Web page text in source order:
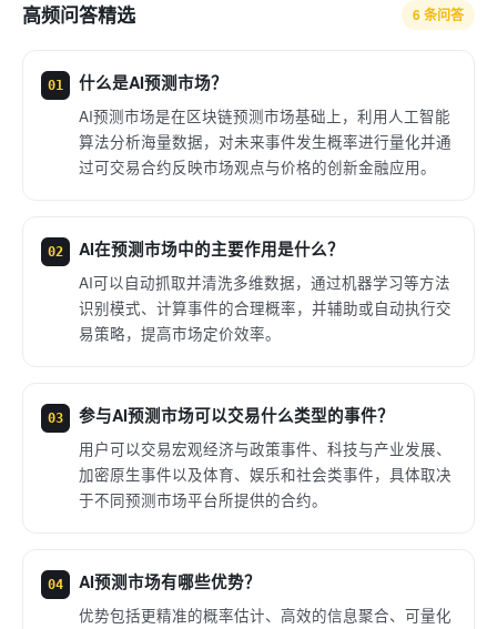
高频问答精选 6 条问答
01 什么是AI预测市场？
AI预测市场是在区块链预测市场基础上，利用人工智能
算法分析海量数据，对未来事件发生概率进行量化并通
过可交易合约反映市场观点与价格的创新金融应用。
02 AI在预测市场中的主要作用是什么？
AI可以自动抓取并清洗多维数据，通过机器学习等方法
识别模式、计算事件的合理概率，并辅助或自动执行交
易策略，提高市场定价效率。
03 参与AI预测市场可以交易什么类型的事件？
用户可以交易宏观经济与政策事件、科技与产业发展、
加密原生事件以及体育、娱乐和社会类事件，具体取决
于不同预测市场平台所提供的合约。
04 AI预测市场有哪些优势？
优势包括更精准的概率估计、高效的信息聚合、可量化